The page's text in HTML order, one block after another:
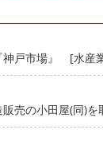
神戸市場』 [水産
販売の小田屋(同)